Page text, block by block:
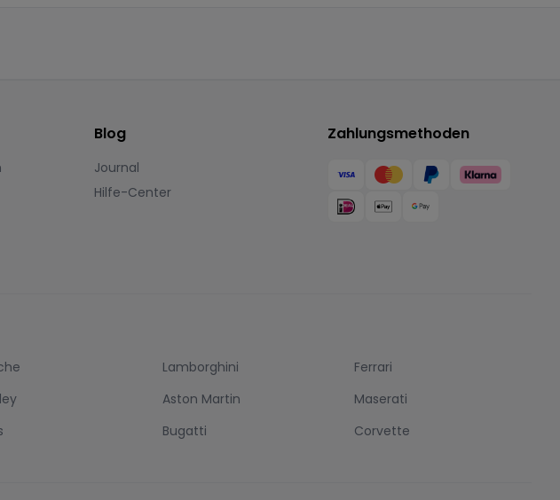
Blog
Journal
Hilfe-Center
Zahlungsmethoden
Lamborghini
Ferrari
Aston Martin
Maserati
Bugatti Corvette